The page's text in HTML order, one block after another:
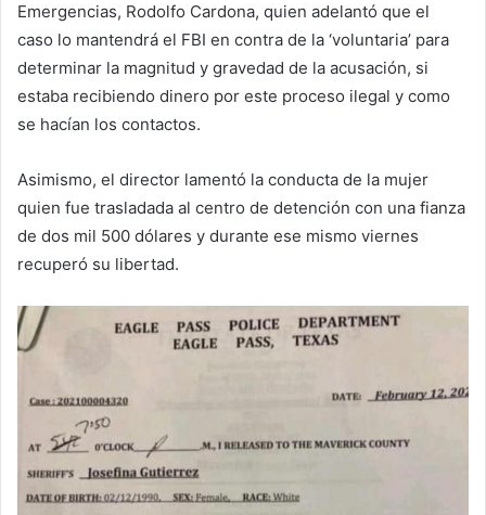
Emergencias, Rodolfo Cardona, quien adelantó que el
caso lo mantendrá el FBI en contra de la ‘voluntaria’ para
determinar la magnitud y gravedad de la acusación, si
estaba recibiendo dinero por este proceso ilegal y como
se hacían los contactos.
Asimismo, el director lamentó la conducta de la mujer
quien fue trasladada al centro de detención con una fianza
de dos mil 500 dólares y durante ese mismo viernes
recuperó su libertad.